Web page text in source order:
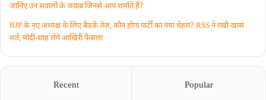
जानिए उन सवालों के जवाब जिनसे आप शर्माते हैं?
BJP के नए अध्यक्ष के लिए बैठकें तेज, कौन होगा पार्टी का नया चेहरा? RSS ने रखी खास
शर्त, मोदी-शाह लेंगे आखिरी फैसला
Recent Popular